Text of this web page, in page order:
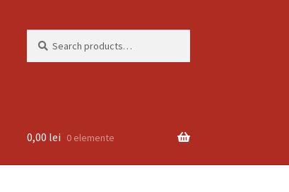
for:
0,00 lei 0 elemente